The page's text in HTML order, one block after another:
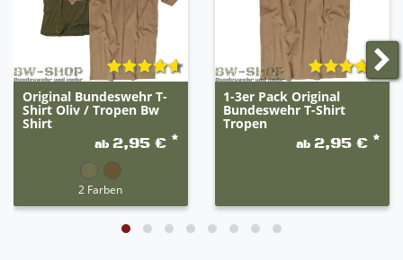
Original Bundeswehr T-
Shirt Oliv / Tropen Bw
Shirt
ab 2,95 € *
2 Farben
1-3er Pack Original
Bundeswehr T-Shirt
Tropen
ab 2,95 € *